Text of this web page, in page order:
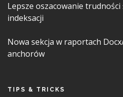
Lepsze oszacowanie trudności
indeksacji
Nowa sekcja w raportach
anchorów
TIPS & TRICKS